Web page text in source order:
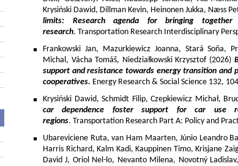
Krysiński Dawid, Dillman Kevin, Heinonen Jukka, Næss
limits: Research agenda for bringing
research. Transportation Research Interdisciplinary
Frankowski Jan, Mazurkiewicz Joanna, Stará Soňa,
Michal, Vácha Tomáš, Niedziałkowski Krzysztof (2026)
support and resistance towards energy transition and
cooperatives. Energy Research & Social Science 132,
Krysiński Dawid, Schmidt Filip, Czepkiewicz Michał,
car dependence foster support for car use
regions. Transportation Research Part A: Policy and
Ubareviciene Ruta, van Ham Maarten, Júnio Leandro
Harris Richard, Kalm Kadi, Kauppinen Timo, Krisjane
David J, Oriol Nel-lo, Nevanto Milena, Novotný